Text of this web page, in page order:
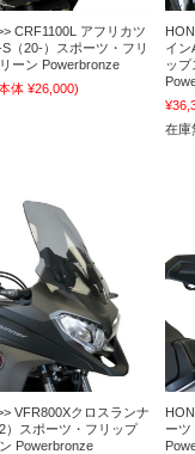
CRF1100L アフリカツ
S（20-）スポーツ・フリ
ーン Powerbronze
体 ¥26,000)
イン
ッ
在庫
VFR800Xクロスランナ
）スポーツ・フリップ
Powerbronze
ーツ